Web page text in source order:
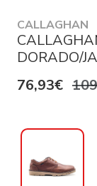
CALLAGHAN
DORADO/
76,93€